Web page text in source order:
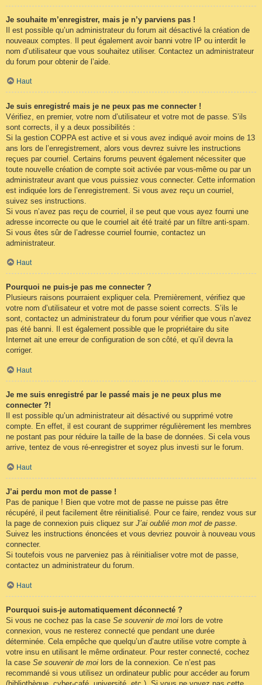
Je souhaite m’enregistrer, mais je n’y parviens pas !
Il est possible qu’un administrateur du forum ait désactivé la création de
nouveaux comptes. Il peut également avoir banni votre IP ou interdit le
nom d’utilisateur que vous souhaitez utiliser. Contactez un administrateur
du forum pour obtenir de l’aide.
Haut
Je suis enregistré mais je ne peux pas me connecter !
Vérifiez, en premier, votre nom d’utilisateur et votre mot de passe. S’ils
sont corrects, il y a deux possibilités :
Si la gestion COPPA est active et si vous avez indiqué avoir moins de 13
ans lors de l’enregistrement, alors vous devrez suivre les instructions
reçues par courriel. Certains forums peuvent également nécessiter que
toute nouvelle création de compte soit activée par vous-même ou par un
administrateur avant que vous puissiez vous connecter. Cette information
est indiquée lors de l’enregistrement. Si vous avez reçu un courriel,
suivez ses instructions.
Si vous n’avez pas reçu de courriel, il se peut que vous ayez fourni une
adresse incorrecte ou que le courriel ait été traité par un filtre anti-spam.
Si vous êtes sûr de l’adresse courriel fournie, contactez un
administrateur.
Haut
Pourquoi ne puis-je pas me connecter ?
Plusieurs raisons pourraient expliquer cela. Premièrement, vérifiez que
votre nom d’utilisateur et votre mot de passe soient corrects. S’ils le
sont, contactez un administrateur du forum pour vérifier que vous n’avez
pas été banni. Il est également possible que le propriétaire du site
Internet ait une erreur de configuration de son côté, et qu’il devra la
corriger.
Haut
Je me suis enregistré par le passé mais je ne peux plus me
connecter ?!
Il est possible qu’un administrateur ait désactivé ou supprimé votre
compte. En effet, il est courant de supprimer régulièrement les membres
ne postant pas pour réduire la taille de la base de données. Si cela vous
arrive, tentez de vous ré-enregistrer et soyez plus investi sur le forum.
Haut
J’ai perdu mon mot de passe !
Pas de panique ! Bien que votre mot de passe ne puisse pas être
récupéré, il peut facilement être réinitialisé. Pour ce faire, rendez vous sur
la page de connexion puis cliquez sur J’ai oublié mon mot de passe.
Suivez les instructions énoncées et vous devriez pouvoir à nouveau vous
connecter.
Si toutefois vous ne parveniez pas à réinitialiser votre mot de passe,
contactez un administrateur du forum.
Haut
Pourquoi suis-je automatiquement déconnecté ?
Si vous ne cochez pas la case Se souvenir de moi lors de votre
connexion, vous ne resterez connecté que pendant une durée
déterminée. Cela empêche que quelqu’un d’autre utilise votre compte à
votre insu en utilisant le même ordinateur. Pour rester connecté, cochez
la case Se souvenir de moi lors de la connexion. Ce n’est pas
recommandé si vous utilisez un ordinateur public pour accéder au forum